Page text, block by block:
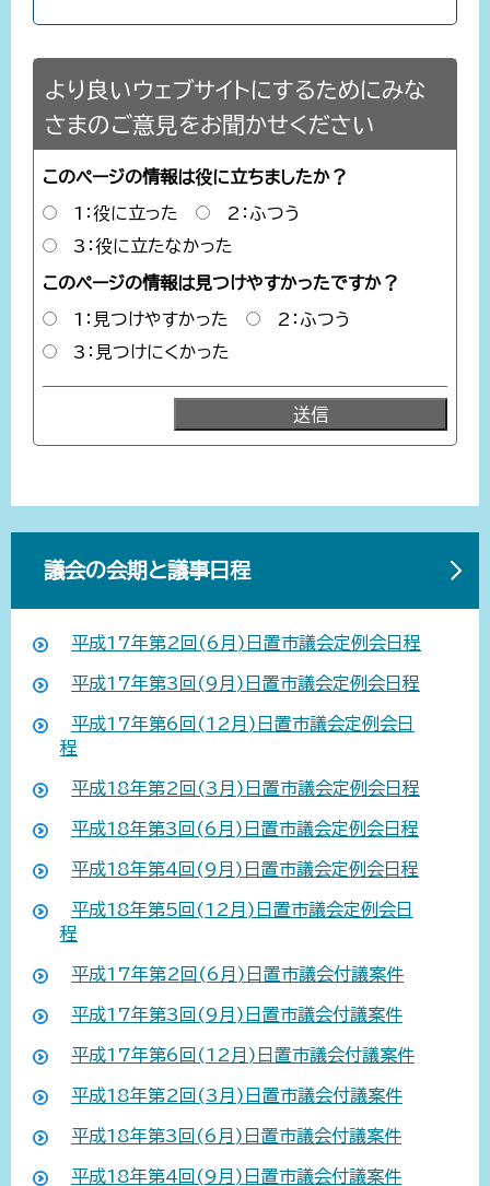
より良いウェブサイトにするためにみな
さまのご意見をお聞かせください
このページの情報は役に立ちましたか？
1：役に立った
2：ふつう
3：役に立たなかった
このページの情報は見つけやすかったですか？
1：見つけやすかった
2：ふつう
3：見つけにくかった
議会の会期と議事日程
平成17年第2回(6月)日置市議会定例会日程
平成17年第3回(9月)日置市議会定例会日程
平成17年第6回(12月)日置市議会定例会日
程
平成18年第2回(3月)日置市議会定例会日程
平成18年第3回(6月)日置市議会定例会日程
平成18年第4回(9月)日置市議会定例会日程
平成18年第5回(12月)日置市議会定例会日
程
平成17年第2回(6月)日置市議会付議案件
平成17年第3回(9月)日置市議会付議案件
平成17年第6回(12月)日置市議会付議案件
平成18年第2回(3月)日置市議会付議案件
平成18年第3回(6月)日置市議会付議案件
平成18年第4回(9月)日置市議会付議案件